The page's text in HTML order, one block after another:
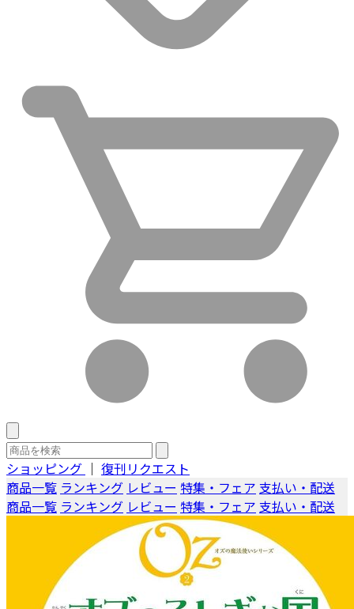
ショッピング ｜ 復刊リクエスト
商品一覧 ランキング レビュー 特集・フェア 支払い・配送
商品一覧 ランキング レビュー 特集・フェア 支払い・配送